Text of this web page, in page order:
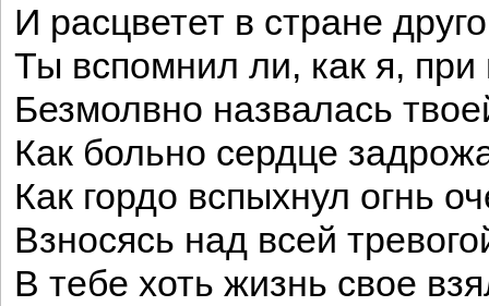
И расцветет в стране
Ты вспомнил ли, как я,
Безмолвно назвалась
Как больно сердце
Как гордо вспыхнул огнь
Взносясь над всей
В тебе хоть жизнь свое